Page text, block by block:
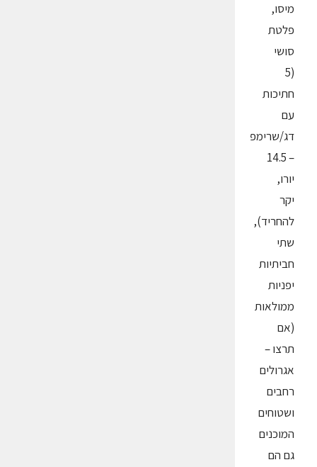
מיסו,
פלטת
סושי
(5
חתיכות
עם
דג/שרימפ
– 14.5
יורו,
יקר
להחריד),
שתי
חביתיות
יפניות
ממולאות
(אם
תרצו –
אגרולים
רחבים
ושטוחים
המוכנים
גם הם